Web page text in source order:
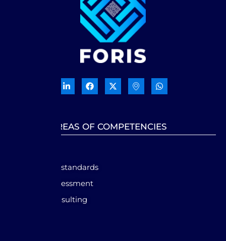
OUR AREAS OF COMPETENCIES
International standards
Audit and assessment
Financial Consulting